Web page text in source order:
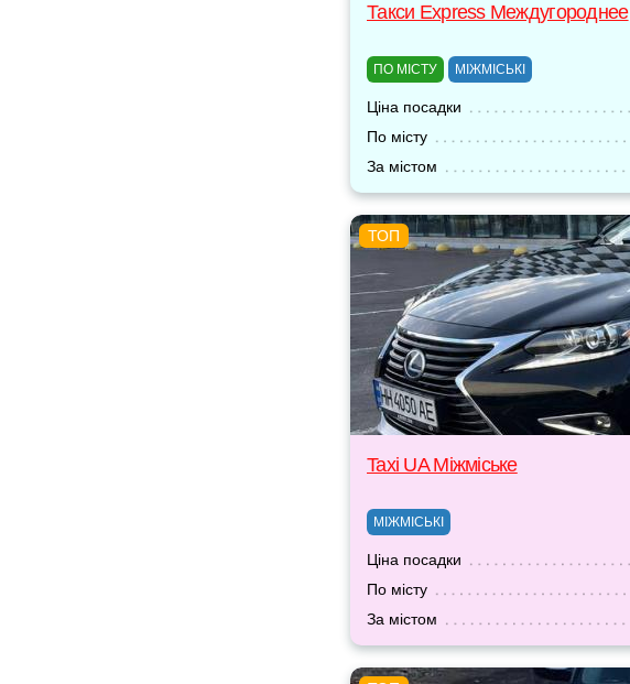
Такси Express Междугороднее
ПО МІСТУ МІЖМІСЬКІ
Ціна посадки
По місту
За містом
Taxi UA Міжміське
МІЖМІСЬКІ
Ціна посадки
По місту
За містом